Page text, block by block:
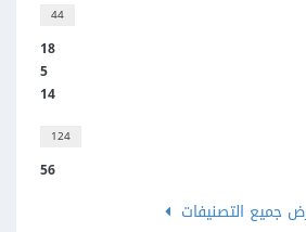
44
18
5
14
124
56
جميع التصنيفات